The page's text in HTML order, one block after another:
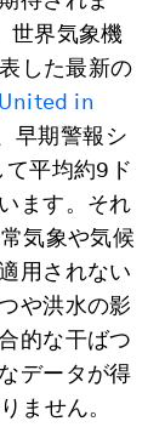
世界気象機
した最新の
United in
早期警報シ
て平均約9ド
ます。それ
気象や気候
用されない
や洪水の影
的な干ばつ
データが得
ません。